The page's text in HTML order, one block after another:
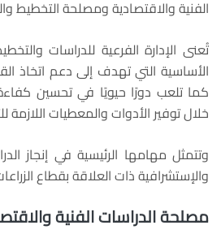
الفنية والاقتصادية ومصلحة التخطيط
تُعنى الإدارة الفرعية للدراسات
الأساسية التي تهدف إلى دعم اتخاذ
كما تلعب دورًا حيويًا في تحسين
خلال توفير الأدوات والمعطيات اللازمة
وتتمثل مهامها الرئيسية في إنجاز
والإستشرافية ذات العلاقة بقطاع
مصلحة الدراسات الفنية